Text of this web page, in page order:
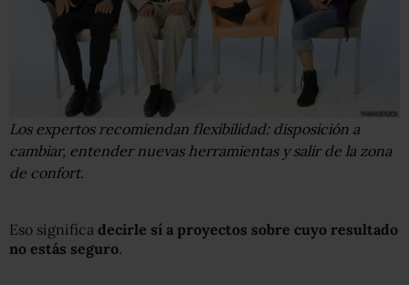
Los expertos recomiendan flexibilidad: disposición a
cambiar, entender nuevas herramientas y salir de la zona
de confort.
Eso significa decirle sí a proyectos sobre cuyo resultado
no estás seguro.